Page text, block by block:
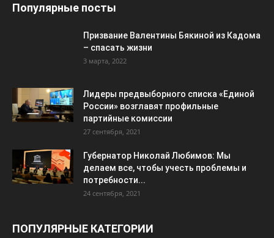
Популярные посты
Призвание Валентины Бякиной из Кадома
– спасать жизни
3 марта, 2022
Лидеры предвыборного списка «Единой
России» возглавят профильные
партийные комиссии
27 сентября, 2021
Губернатор Николай Любимов: Мы
делаем все, чтобы учесть проблемы и
потребности...
24 сентября, 2021
ПОПУЛЯРНЫЕ КАТЕГОРИИ